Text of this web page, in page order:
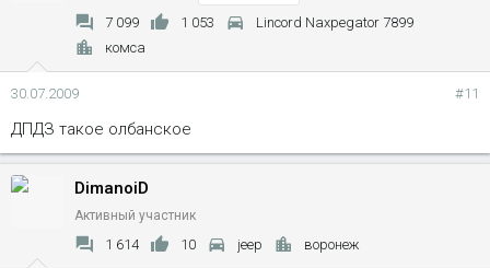
7 099 1 053
Lincord Naxpegator 7899
комса
30.07.2009 #11
ДПДЗ такое олбанское
DimanoiD
Активный участник
1 614 10 jeep воронеж